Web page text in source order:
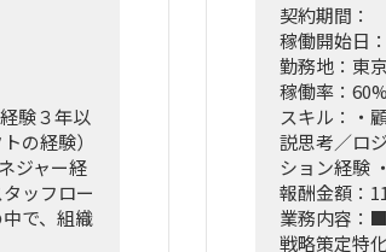
験３年以
の経験）
ジャー経
ッフロー
で、組織
契約期間：
稼働開始日：
勤務地：東
稼働率：
スキル：・
説思考／ロ
ション経験
報酬金額：
業務内容：
戦略策定特